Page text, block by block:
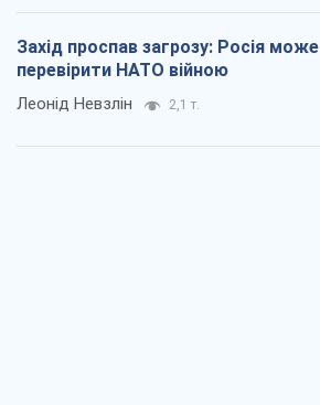
Захід проспав загрозу: Росія може
перевірити НАТО війною
Леонід Невзлін 2,1 т.